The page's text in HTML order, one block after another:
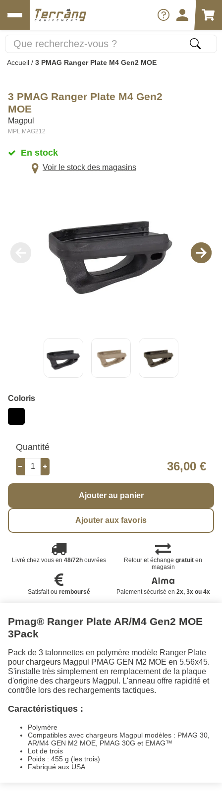
Accueil / 3 PMAG Ranger Plate M4 Gen2 MOE
3 PMAG Ranger Plate M4 Gen2
MOE
Magpul
MPL.MAG212
En stock
Voir le stock des magasins
Coloris
Quantité
36,00 €
Ajouter au panier
Ajouter aux favoris
Livré chez vous en 48/72houvrées Retour et échangegratuit en
magasin
Satisfait ou remboursé Paiement sécurisé en 2x, 3x ou 4x
Pmag® Ranger Plate AR/M4 Gen2 MOE
3Pack
Pack de 3 talonnettes en polymère modèle Ranger Plate
pour chargeurs Magpul PMAG GEN M2 MOE en 5.56x45.
S'installe très simplement en remplacement de la plaque
d'origine des chargeurs Magpul. L'anneau offre rapidité et
contrôle lors des rechargements tactiques.
Caractéristiques :
Polymère
Compatibles avec chargeurs Magpul modèles : PMAG 30,
AR/M4 GEN M2 MOE, PMAG 30G et EMAG™
Lot de trois
Poids : 455 g (les trois)
Fabriqué aux USA